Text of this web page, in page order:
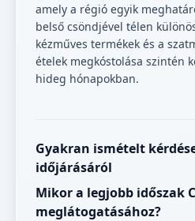
amely a régió egyik
belső csöndjével télen
kézműves termékek és a
ételek megkóstolása szintén
hideg hónapokban.
Gyakran ismételt
időjárásáról
Mikor a legjobb időszak
meglátogatásához?